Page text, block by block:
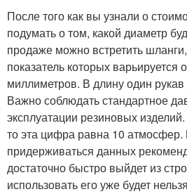
После того как вы узнали о
подумать о том, какой диаметр
продаже можно встретить
показатель которых варьируется
миллиметров. В длину один рукав
Важно соблюдать стандартное
эксплуатации резиновых
то эта цифра равна 10 атмосфер.
придерживаться данных
достаточно быстро выйдет из
использовать его уже будет